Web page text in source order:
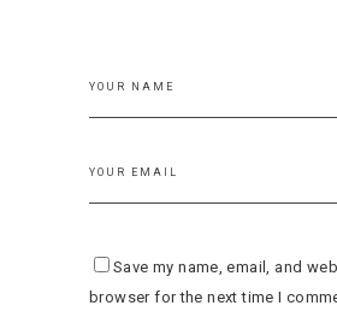
Save my name, email, and
browser for the next time I